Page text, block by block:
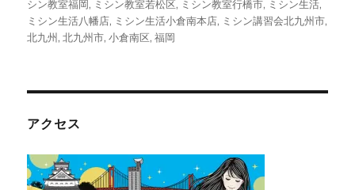
シン教室福岡, ミシン教室若松区, ミシン教室行橋市, ミシン生活,
ミシン生活八幡店, ミシン生活小倉南本店, ミシン講習会北九州市,
北九州 ,北九州市,小倉南区,福岡
アクセス